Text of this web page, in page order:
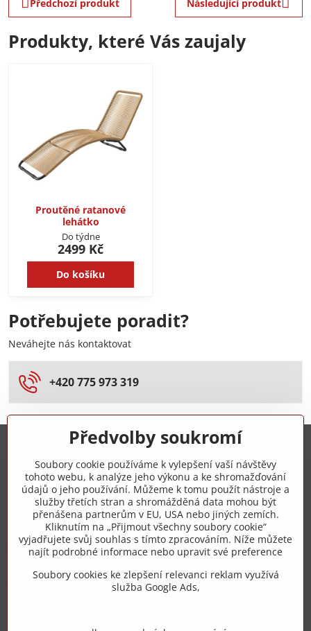
Předchozí produkt Následující produkt
Produkty, které Vás zaujaly
Proutěné ratanové
lehátko
Do týdne
2499 Kč
Do košíku
Potřebujete poradit?
Neváhejte nás kontaktovat
+420 775 973 319
+420 775 973 319
info​@zipzop​.cz
Objednávky
Vše k nákupu
Předvolby soukromí
Soubory cookie používáme k vylepšení vaší návštěvy
tohoto webu, k analýze jeho výkonu a ke shromažďování
údajů o jeho používání. Můžeme k tomu použít nástroje a
služby třetích stran a shromážděná data mohou být
přenášena partnerům v EU, USA nebo jiných zemích.
Kliknutím na „Přijmout všechny soubory cookie“
vyjadřujete svůj souhlas s tímto zpracováním. Níže můžete
najít podrobné informace nebo upravit své preference
Soubory cookies ke zlepšení relevanci reklam využívá
služba Google Ads,